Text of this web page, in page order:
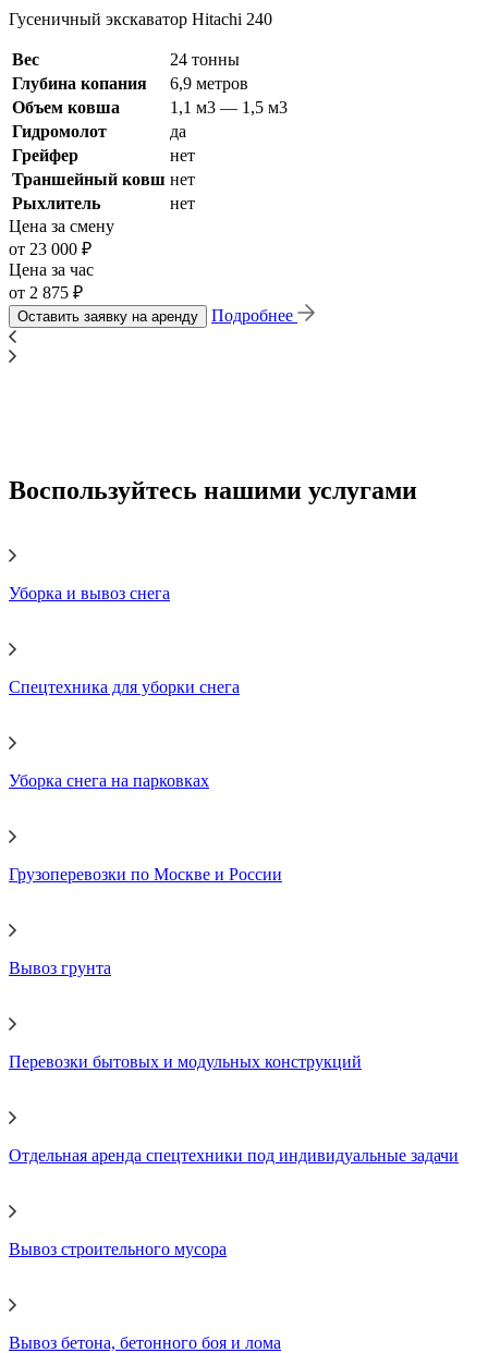
Гусеничный экскаватор Hitachi 240
Вес
24 тонны
Глубина копания
6,9 метров
Объем ковша
1,1 м3 — 1,5 м3
Гидромолот
да
Грейфер
нет
Траншейный ковш нет
Рыхлитель
нет
Цена за смену
от 23 000 ₽
Цена за час
от 2 875 ₽
Оставить заявку на аренду Подробнее
Воспользуйтесь нашими услугами
Уборка и вывоз снега
Спецтехника для уборки снега
Уборка снега на парковках
Грузоперевозки по Москве и России
Вывоз грунта
Перевозки бытовых и модульных конструкций
Отдельная аренда спецтехники под индивидуальные задачи
Вывоз строительного мусора
Вывоз бетона, бетонного боя и лома